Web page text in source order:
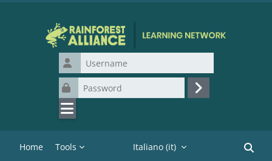
Username
Password
Login
Home Tools Italiano ‎(it)‎
Cerca